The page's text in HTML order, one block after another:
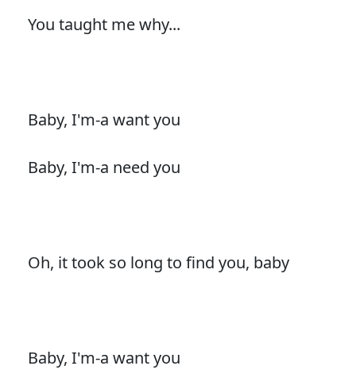
You taught me why...
Baby, I'm-a want you
Baby, I'm-a need you
Oh, it took so long to find you, baby
Baby, I'm-a want you